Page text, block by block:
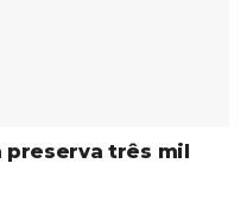
preserva três mil